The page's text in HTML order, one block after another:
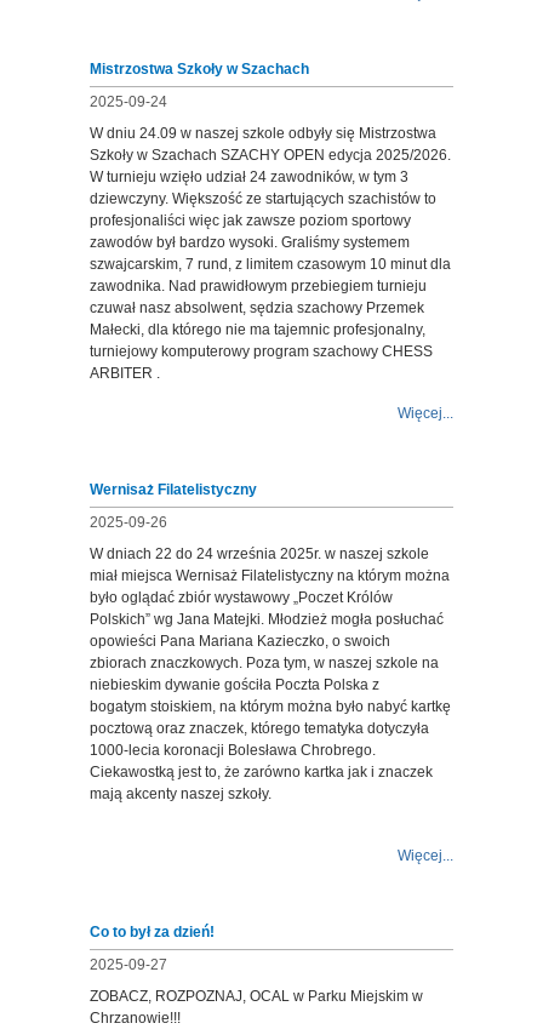
Mistrzostwa Szkoły w Szachach
2025-09-24
W dniu 24.09 w naszej szkole odbyły się Mistrzostwa
Szkoły w Szachach SZACHY OPEN edycja 2025/2026.
W turnieju wzięło udział 24 zawodników, w tym 3
dziewczyny. Większość ze startujących szachistów to
profesjonaliści więc jak zawsze poziom sportowy
zawodów był bardzo wysoki. Graliśmy systemem
szwajcarskim, 7 rund, z limitem czasowym 10 minut dla
zawodnika. Nad prawidłowym przebiegiem turnieju
czuwał nasz absolwent, sędzia szachowy Przemek
Małecki, dla którego nie ma tajemnic profesjonalny,
turniejowy komputerowy program szachowy CHESS
ARBITER .
Więcej...
Wernisaż Filatelistyczny
2025-09-26
W dniach 22 do 24 września 2025r. w naszej szkole
miał miejsca Wernisaż Filatelistyczny na którym można
było oglądać zbiór wystawowy „Poczet Królów
Polskich” wg Jana Matejki. Młodzież mogła posłuchać
opowieści Pana Mariana Kazieczko, o swoich
zbiorach znaczkowych. Poza tym, w naszej szkole na
niebieskim dywanie gościła Poczta Polska z
bogatym stoiskiem, na którym można było nabyć kartkę
pocztową oraz znaczek, którego tematyka dotyczyła
1000-lecia koronacji Bolesława Chrobrego.
Ciekawostką jest to, że zarówno kartka jak i znaczek
mają akcenty naszej szkoły.
Więcej...
Co to był za dzień!
2025-09-27
ZOBACZ, ROZPOZNAJ, OCAL w Parku Miejskim w
Chrzanowie!!!